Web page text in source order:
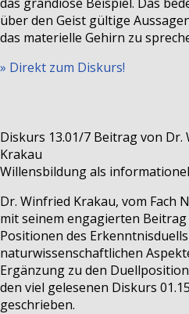
über den Geist gültige
das materielle Gehirn zu
» Direkt zum Diskurs!
Diskurs 13.01/7 Beitrag von Dr.
Krakau
Willensbildung als
Dr. Winfried Krakau, vom Fach
mit seinem engagierten
Positionen des
naturwissenschaftlichen
Ergänzung zu den
den viel gelesenen Diskurs
geschrieben.